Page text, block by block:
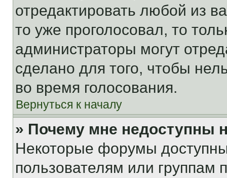
отредактировать любой из
то уже проголосовал, то
администраторы могут
сделано для того, чтобы
во время голосования.
Вернуться к началу
» Почему мне недоступны
Некоторые форумы
пользователям или группам